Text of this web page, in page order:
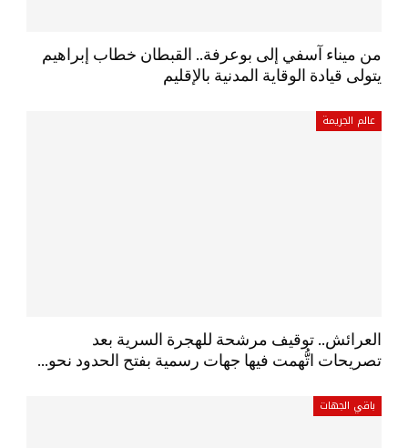
من ميناء آسفي إلى بوعرفة.. القبطان خطاب إبراهيم
يتولى قيادة الوقاية المدنية بالإقليم
عالم الجريمة
العرائش.. توقيف مرشحة للهجرة السرية بعد
تصريحات اتُّهمت فيها جهات رسمية بفتح الحدود نحو…
باقي الجهات